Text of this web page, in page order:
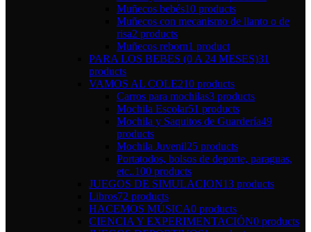
Muñecos bebés10 products
Muñecos con mecanismo de llanto o de
risa2 products
Muñecos reborn1 product
PARA LOS BEBES (0 A 24 MESES)31
products
VAMOS AL COLE210 products
Carros para mochilas3 products
Mochila Escolar51 products
Mochila y Saquitos de Guardería49
products
Mochila Juvenil25 products
Portatodos, bolsos de deporte, paraguas,
etc..100 products
JUEGOS DE SIMULACION13 products
Libros72 products
HACEMOS MÚSICA0 products
CIENCIA Y EXPERIMENTACIÓN0 products